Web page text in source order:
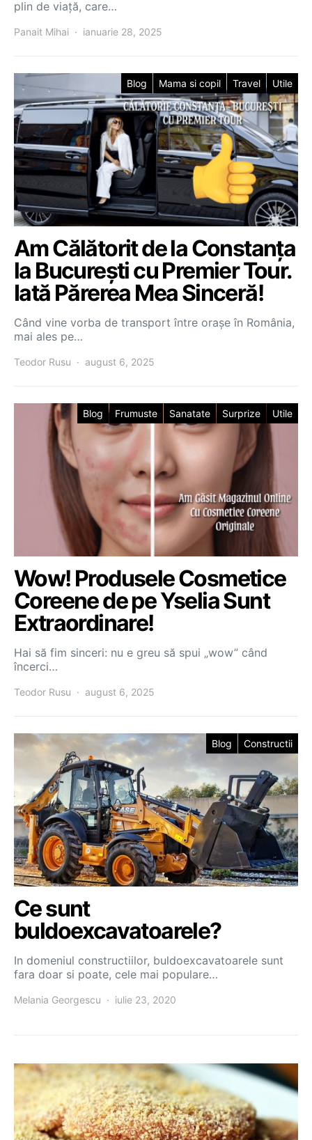
plin de viață, care…
Panait Mihai ianuarie 28, 2025
Blog Mama si copil Travel Utile
Am Călătorit de la Constanța
la București cu Premier Tour.
Iată Părerea Mea Sinceră!
Când vine vorba de transport între orașe în România,
mai ales pe…
Teodor Rusu august 6, 2025
Blog Frumuste Sanatate Surprize Utile
Wow! Produsele Cosmetice
Coreene de pe Yselia Sunt
Extraordinare!
Hai să fim sinceri: nu e greu să spui „wow” când
încerci…
Teodor Rusu august 6, 2025
Blog Constructii
Ce sunt
buldoexcavatoarele?
In domeniul constructiilor, buldoexcavatoarele sunt
fara doar si poate, cele mai populare…
Melania Georgescu iulie 23, 2020